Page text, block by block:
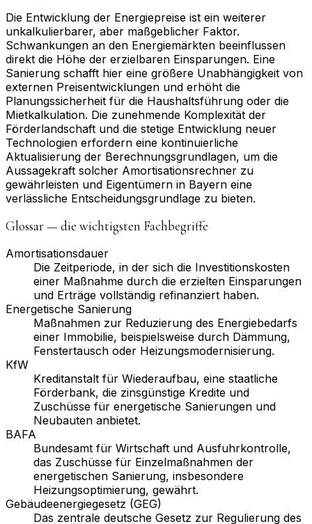
Die Entwicklung der Energiepreise ist ein weiterer
unkalkulierbarer, aber maßgeblicher Faktor.
Schwankungen an den Energiemärkten beeinflussen
direkt die Höhe der erzielbaren Einsparungen. Eine
Sanierung schafft hier eine größere Unabhängigkeit von
externen Preisentwicklungen und erhöht die
Planungssicherheit für die Haushaltsführung oder die
Mietkalkulation. Die zunehmende Komplexität der
Förderlandschaft und die stetige Entwicklung neuer
Technologien erfordern eine kontinuierliche
Aktualisierung der Berechnungsgrundlagen, um die
Aussagekraft solcher Amortisationsrechner zu
gewährleisten und Eigentümern in Bayern eine
verlässliche Entscheidungsgrundlage zu bieten.
Glossar — die wichtigsten Fachbegriffe
Amortisationsdauer
Die Zeitperiode, in der sich die Investitionskosten
einer Maßnahme durch die erzielten Einsparungen
und Erträge vollständig refinanziert haben.
Energetische Sanierung
Maßnahmen zur Reduzierung des Energiebedarfs
einer Immobilie, beispielsweise durch Dämmung,
Fenstertausch oder Heizungsmodernisierung.
KfW
Kreditanstalt für Wiederaufbau, eine staatliche
Förderbank, die zinsgünstige Kredite und
Zuschüsse für energetische Sanierungen und
Neubauten anbietet.
BAFA
Bundesamt für Wirtschaft und Ausfuhrkontrolle,
das Zuschüsse für Einzelmaßnahmen der
energetischen Sanierung, insbesondere
Heizungsoptimierung, gewährt.
Gebäudeenergiegesetz (GEG)
Das zentrale deutsche Gesetz zur Regulierung des